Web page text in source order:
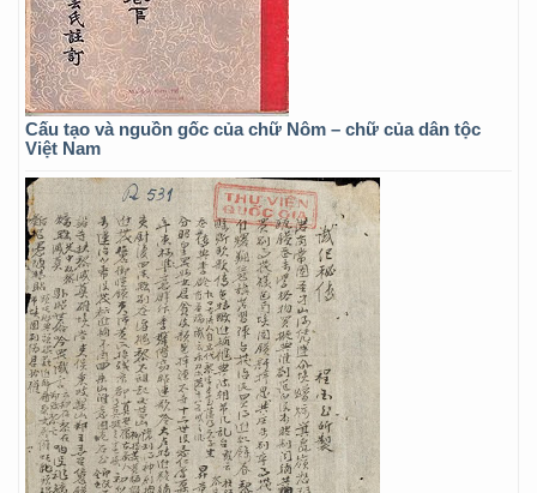
Cấu tạo và nguồn gốc của chữ Nôm – chữ của dân tộc
Việt Nam